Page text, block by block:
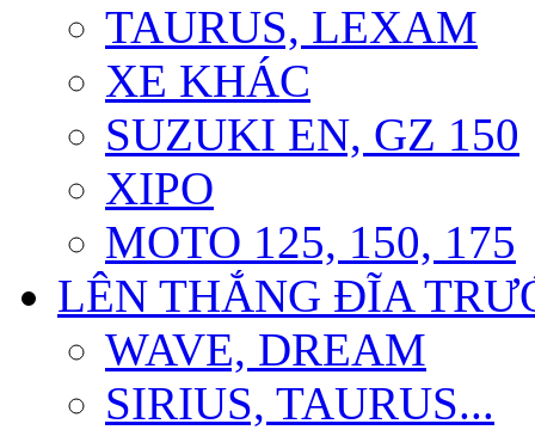
TAURUS, LEXAM
XE KHÁC
SUZUKI EN, GZ 150
XIPO
MOTO 125, 150, 175
LÊN THẮNG ĐĨA
WAVE, DREAM
SIRIUS, TAURUS...